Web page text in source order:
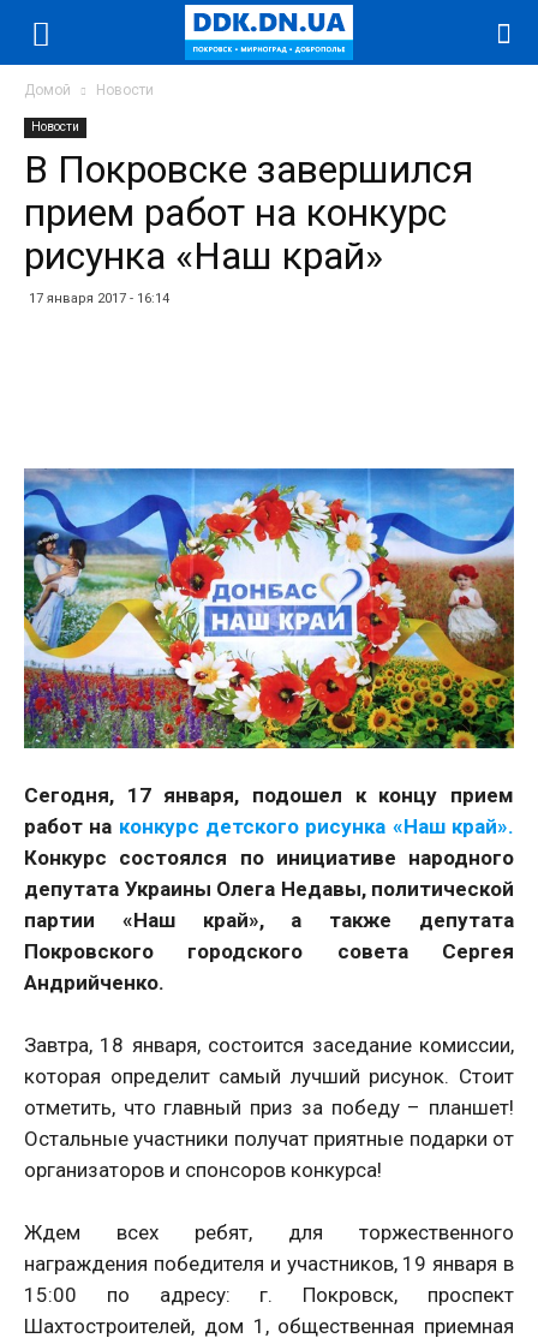
Домой Новости
Новости
В Покровске завершился
прием работ на конкурс
рисунка «Наш край»
17 января 2017 - 16:14
Сегодня, 17 января, подошел к концу прием
работ на конкурс детского рисунка «Наш край».
Конкурс состоялся по инициативе народного
депутата Украины Олега Недавы, политической
партии «Наш край», а также депутата
Покровского городского совета Сергея
Андрийченко.
Завтра, 18 января, состоится заседание комиссии,
которая определит самый лучший рисунок. Стоит
отметить, что главный приз за победу – планшет!
Остальные участники получат приятные подарки от
организаторов и спонсоров конкурса!
Ждем всех ребят, для торжественного
награждения победителя и участников, 19 января в
15:00 по адресу: г. Покровск, проспект
Шахтостроителей, дом 1, общественная приемная